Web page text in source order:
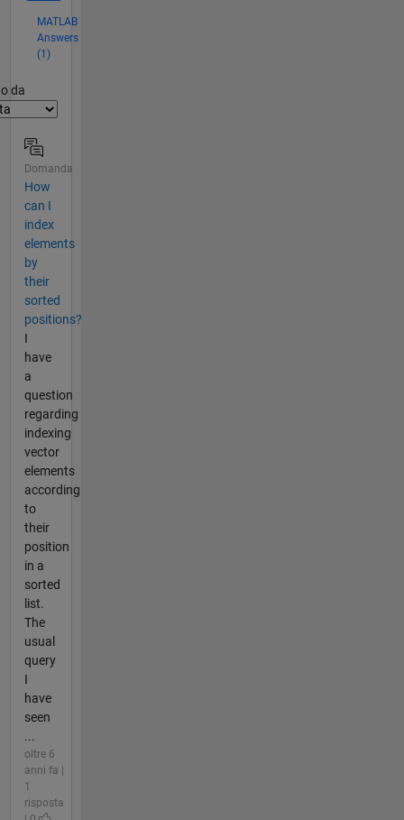
MATLAB
Answers
(1)
da
Domanda
How
can I
index
elements
by
their
sorted
positions?
I
have
a
question
regarding
indexing
vector
elements
according
to
their
position
in a
sorted
list.
The
usual
query
I
have
seen
...
oltre 6
anni fa |
1
risposta